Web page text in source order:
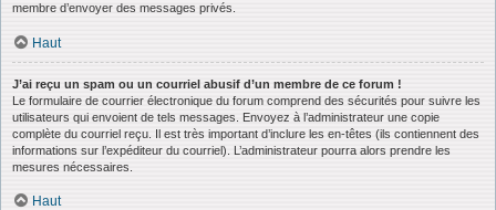
membre d’envoyer des messages privés.
Haut
J’ai reçu un spam ou un courriel abusif d’un membre de ce forum !
Le formulaire de courrier électronique du forum comprend des sécurités pour suivre les
utilisateurs qui envoient de tels messages. Envoyez à l’administrateur une copie
complète du courriel reçu. Il est très important d’inclure les en-têtes (ils contiennent des
informations sur l’expéditeur du courriel). L’administrateur pourra alors prendre les
mesures nécessaires.
Haut